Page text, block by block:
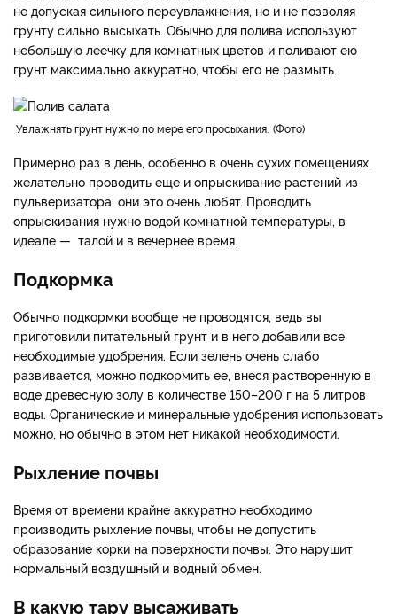
не допуская сильного переувлажнения, но и не позволяя
грунту сильно высыхать. Обычно для полива используют
небольшую леечку для комнатных цветов и поливают ею
грунт максимально аккуратно, чтобы его не размыть.
Увлажнять грунт нужно по мере его просыхания. Фото
Примерно раз в день, особенно в очень сухих помещениях,
желательно проводить еще и опрыскивание растений из
пульверизатора, они это очень любят. Проводить
опрыскивания нужно водой комнатной температуры, в
идеале — талой и в вечернее время.
Подкормка
Обычно подкормки вообще не проводятся, ведь вы
приготовили питательный грунт и в него добавили все
необходимые удобрения. Если зелень очень слабо
развивается, можно подкормить ее, внеся растворенную в
воде древесную золу в количестве 150–200 г на 5 литров
воды. Органические и минеральные удобрения использовать
можно, но обычно в этом нет никакой необходимости.
Рыхление почвы
Время от времени крайне аккуратно необходимо
производить рыхление почвы, чтобы не допустить
образование корки на поверхности почвы. Это нарушит
нормальный воздушный и водный обмен.
В какую тару высаживать